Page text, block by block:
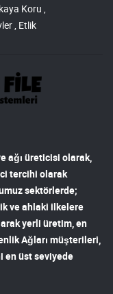
Koru ,
, Etlik
ağı üreticisi olarak,
tercihi olarak
sektörlerde;
ve ahlaki ilkelere
yerli üretim, en
Ağları müşterileri,
en üst seviyede